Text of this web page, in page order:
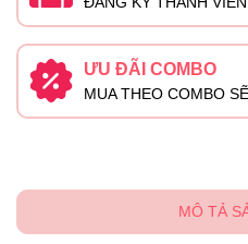
ƯU ĐÃI COMBO
MUA THEO COMBO
MÔ TẢ